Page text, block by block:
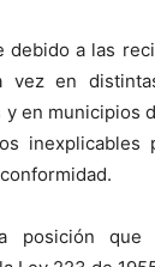
a las
vez en
en municipios
inexplicables
posición que